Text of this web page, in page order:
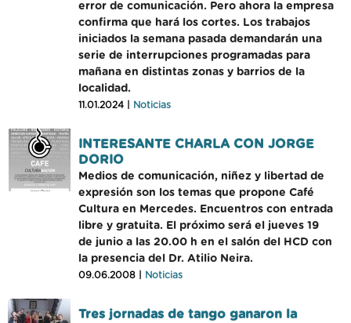
error de comunicación. Pero ahora la empresa
confirma que hará los cortes. Los trabajos
iniciados la semana pasada demandarán una
serie de interrupciones programadas para
mañana en distintas zonas y barrios de la
localidad.
11.01.2024 | Noticias
INTERESANTE CHARLA CON JORGE
DORIO
Medios de comunicación, niñez y libertad de
expresión son los temas que propone Café
Cultura en Mercedes. Encuentros con entrada
libre y gratuita. El próximo será el jueves 19
de junio a las 20.00 h en el salón del HCD con
la presencia del Dr. Atilio Neira.
09.06.2008 | Noticias
Tres jornadas de tango ganaron la